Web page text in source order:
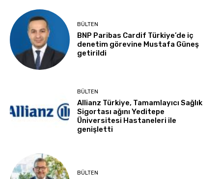
BÜLTEN
BNP Paribas Cardif Türkiye’de iç
denetim görevine Mustafa Güneş
getirildi
BÜLTEN
Allianz Türkiye, Tamamlayıcı Sağlık
Sigortası ağını Yeditepe
Üniversitesi Hastaneleri ile
genişletti
BÜLTEN